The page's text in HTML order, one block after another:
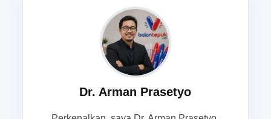
menjelang grand opening. Situasi tersebut
menuntut media yang tidak hanya menarik, tetapi
juga mampu memicu respons audiens secara
cepat. Karena itulah balon tepuk kerap dipilih
sebagai solusi yang praktis, ekonomis, dan tetap
terlihat meriah di lapangan.
Dr. Arman Prasetyo